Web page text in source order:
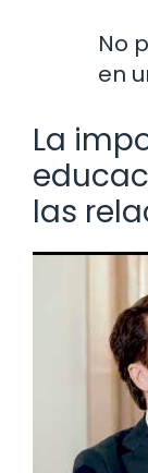
No
en
La
las